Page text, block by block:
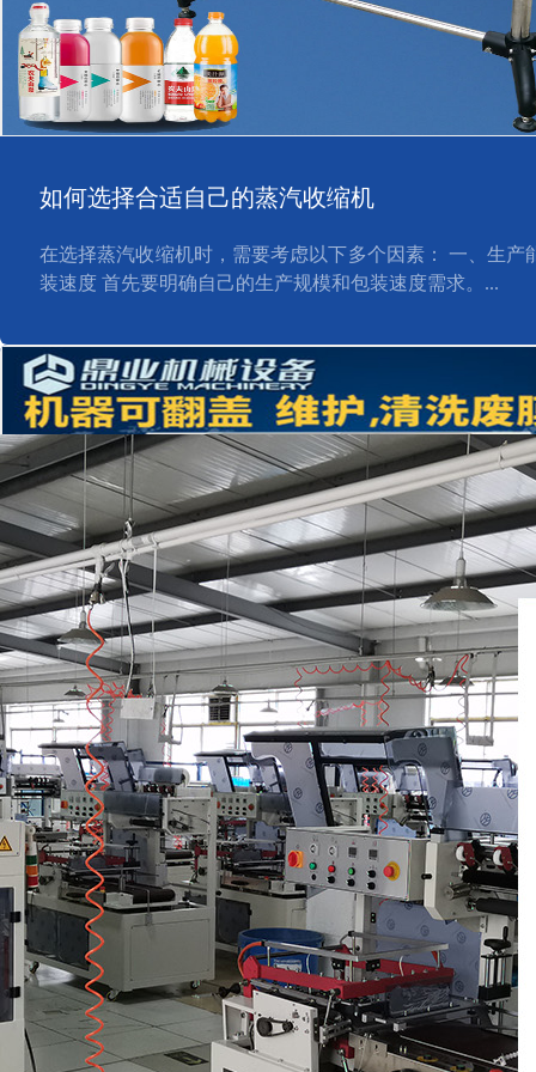
如何选择合适自己的蒸汽收缩机
在选择蒸汽收缩机时，需要考虑以下多个因素： 一、生产
装速度 首先要明确自己的生产规模和包装速度需求。...
塑膜热收缩机是一种怎样的包装机
塑料薄膜热收缩机是一种什么样的包装机械？ 收缩包装是
上较为先进的包装方式之一。它采用收缩膜包裹产品或...